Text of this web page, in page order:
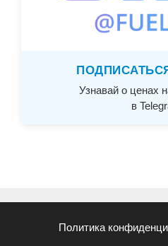
Узнавай о ценах
в
Политика